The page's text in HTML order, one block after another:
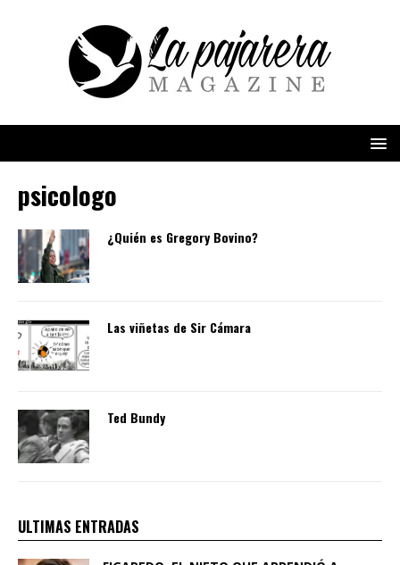
psicologo
¿Quién es Gregory Bovino?
Las viñetas de Sir Cámara
Ted Bundy
ULTIMAS ENTRADAS